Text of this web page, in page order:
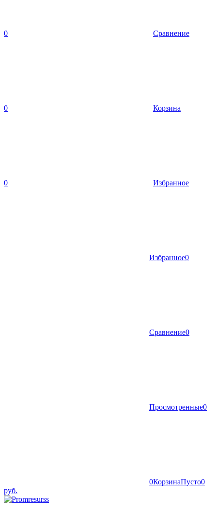
0 Сравнение
0 Корзина
0 Избранное
Избранное0
Сравнение0
Просмотренные0
0КорзинаПусто0
руб.